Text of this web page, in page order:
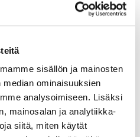
sisällön ja mainosten
ominaisuuksien
analysoimiseen. Lisäksi
mainosalan ja analytiikka-
siitä, miten käytät
kuuden kuukauden ajan
palvelut päättyvät
ellei yt-
aikaa
Työterveyshuollon tasolle ja
Tason
kuin työsuhteen aikana.